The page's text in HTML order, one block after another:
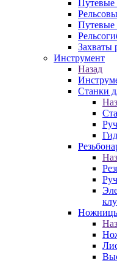
Путевые
Путевые
Захваты
Инструмент
Назад
Станки